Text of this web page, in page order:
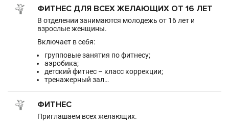
ФИТНЕС ДЛЯ ВСЕХ ЖЕЛАЮЩИХ ОТ 16 ЛЕТ
В отделении занимаются молодежь от 16 лет и
взрослые женщины.
Включает в себя:
групповые занятия по фитнесу;
аэробика;
детский фитнес – класс коррекции;
тренажерный зал…
ФИТНЕС
Приглашаем всех желающих.